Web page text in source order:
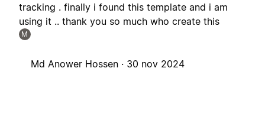
tracking . finally i found this template and i am
using it .. thank you so much who create this
M
Md Anower Hossen · 30 nov 2024